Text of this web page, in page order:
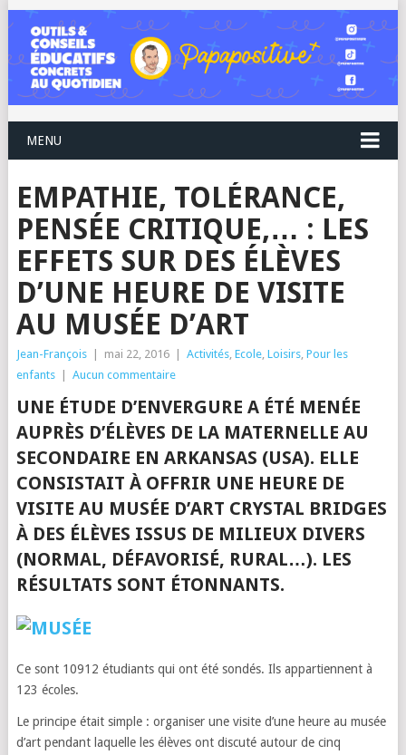
MENU
EMPATHIE, TOLÉRANCE,
PENSÉE CRITIQUE,… : LES
EFFETS SUR DES ÉLÈVES
D’UNE HEURE DE VISITE
AU MUSÉE D’ART
Jean-François mai 22, 2016 Activités, Ecole, Loisirs, Pour les
enfants
Aucun commentaire
UNE ÉTUDE D’ENVERGURE A ÉTÉ MENÉE
AUPRÈS D’ÉLÈVES DE LA MATERNELLE AU
SECONDAIRE EN ARKANSAS (USA). ELLE
CONSISTAIT À OFFRIR UNE HEURE DE
VISITE AU MUSÉE D’ART CRYSTAL BRIDGES
À DES ÉLÈVES ISSUS DE MILIEUX DIVERS
(NORMAL, DÉFAVORISÉ, RURAL…). LES
RÉSULTATS SONT ÉTONNANTS.
Ce sont 10912 étudiants qui ont été sondés. Ils appartiennent à
123 écoles.
Le principe était simple : organiser une visite d’une heure au musée
d’art pendant laquelle les élèves ont discuté autour de cinq